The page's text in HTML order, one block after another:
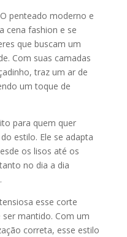
penteado moderno e
cena fashion e se
que buscam um
Com suas camadas
traz um ar de
um toque de
para quem quer
estilo. Ele se adapta
os lisos até os
no dia a dia
esse corte
mantido. Com um
correta, esse estilo